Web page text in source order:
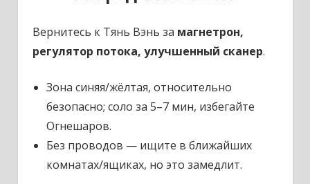
Вернитесь к Тянь Вэнь за магнетрон,
регулятор потока, улучшенный сканер.​
Зона синяя/жёлтая, относительно
безопасно; соло за 5–7 мин, избегайте
Огнешаров.​
Без проводов — ищите в ближайших
комнатах/ящиках, но это замедлит.​​